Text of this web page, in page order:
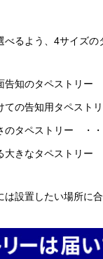
るよう、4サイズの
告知のタペストリ
ての告知用タペス
のタペストリー ・
大きなタペストリ
設置したい場所に